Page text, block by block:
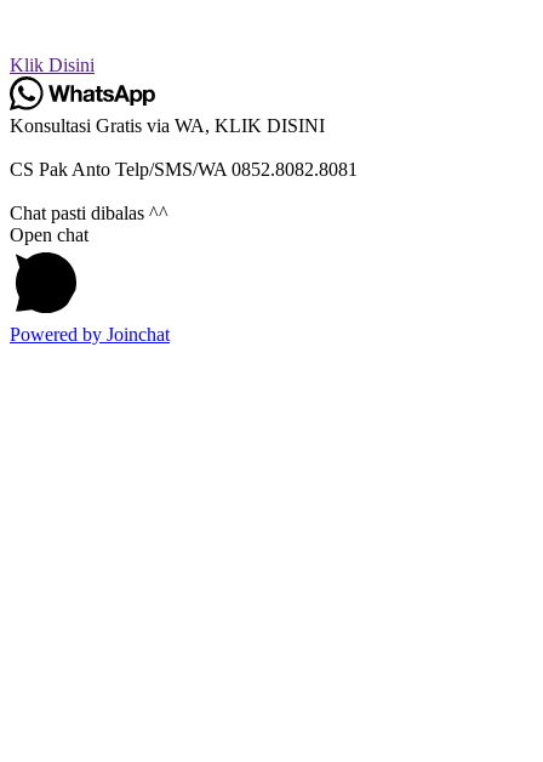
Klik Disini
Konsultasi Gratis via WA, KLIK DISINI
CS Pak Anto Telp/SMS/WA 0852.8082.8081
Chat pasti dibalas ^^
Open chat
Powered by Joinchat